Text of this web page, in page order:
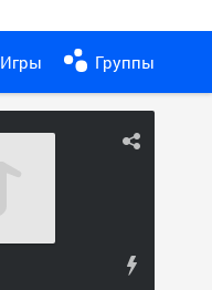
Игры Группы